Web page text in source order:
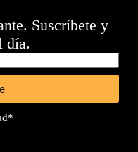
Suscríbete y
día.
*